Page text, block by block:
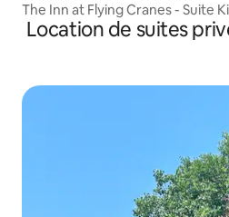
The Inn at Flying Cranes - Suite
Location de suites